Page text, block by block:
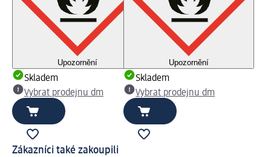
Upozornění
Skladem
Vybrat prodejnu dm
Upozornění
Skladem
Vybrat prodejnu dm
Zákazníci také zakoupili